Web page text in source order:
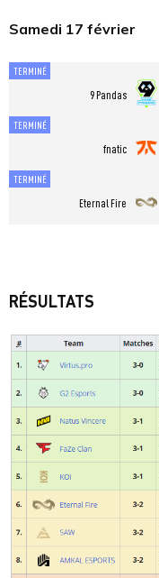
Samedi 17 février
TERMINÉ
9 Pandas
TERMINÉ
fnatic
TERMINÉ
Eternal Fire
RÉSULTATS